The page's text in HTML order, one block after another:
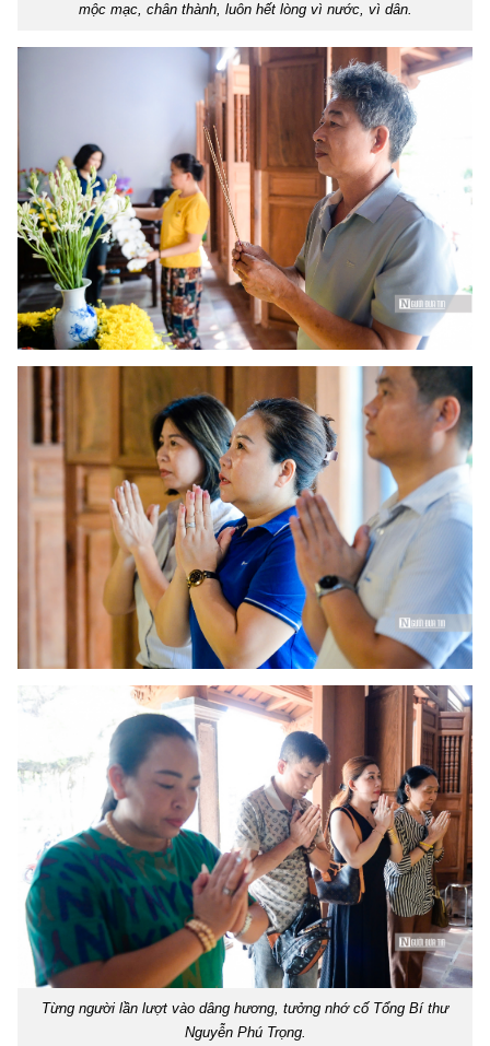
mộc mạc, chân thành, luôn hết lòng vì nước, vì dân.
Từng người lần lượt vào dâng hương, tưởng nhớ cố Tổng Bí thư
Nguyễn Phú Trọng.